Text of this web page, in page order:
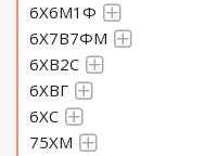
6Х6М1Ф
6Х7В7ФМ
6ХВ2С
6ХВГ
6ХС
75ХМ